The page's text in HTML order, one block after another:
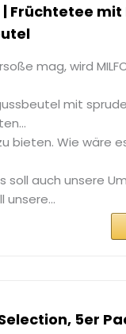
| Früchtetee
mag, wird
mit
bieten. Wie wäre
soll auch unsere
unsere...
5er